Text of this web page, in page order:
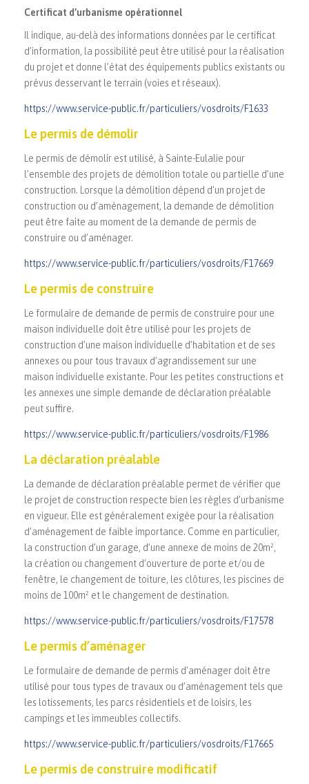
Certificat d’urbanisme opérationnel
Il indique, au-delà des informations données par le certificat
d’information, la possibilité peut être utilisé pour la réalisation
du projet et donne l’état des équipements publics existants ou
prévus desservant le terrain (voies et réseaux).
https://www.service-public.fr/particuliers/vosdroits/F1633
Le permis de démolir
Le permis de démolir est utilisé, à Sainte-Eulalie pour
l’ensemble des projets de démolition totale ou partielle d’une
construction. Lorsque la démolition dépend d’un projet de
construction ou d’aménagement, la demande de démolition
peut être faite au moment de la demande de permis de
construire ou d’aménager.
https://www.service-public.fr/particuliers/vosdroits/F17669
Le permis de construire
Le formulaire de demande de permis de construire pour une
maison individuelle doit être utilisé pour les projets de
construction d’une maison individuelle d’habitation et de ses
annexes ou pour tous travaux d’agrandissement sur une
maison individuelle existante. Pour les petites constructions et
les annexes une simple demande de déclaration préalable
peut suffire.
https://www.service-public.fr/particuliers/vosdroits/F1986
La déclaration préalable
La demande de déclaration préalable permet de vérifier que
le projet de construction respecte bien les règles d’urbanisme
en vigueur. Elle est généralement exigée pour la réalisation
d’aménagement de faible importance. Comme en particulier,
la construction d’un garage, d’une annexe de moins de 20m²,
la création ou changement d’ouverture de porte et/ou de
fenêtre, le changement de toiture, les clôtures, les piscines de
moins de 100m² et le changement de destination.
https://www.service-public.fr/particuliers/vosdroits/F17578
Le permis d’aménager
Le formulaire de demande de permis d’aménager doit être
utilisé pour tous types de travaux ou d’aménagement tels que
les lotissements, les parcs résidentiels et de loisirs, les
campings et les immeubles collectifs.
https://www.service-public.fr/particuliers/vosdroits/F17665
Le permis de construire modificatif